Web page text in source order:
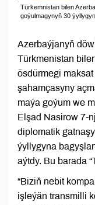
Türkemnistan bilen
goýulmagynyň 30
Azerbaýjanyň
Türkmenistan
ösdürmegi
şahamçasyny
maýa goýum we
Elşad Nasirow 7-
diplomatik
ýyllygyna
aýtdy. Bu barada
“Biziň nebit
işleýän transmilli